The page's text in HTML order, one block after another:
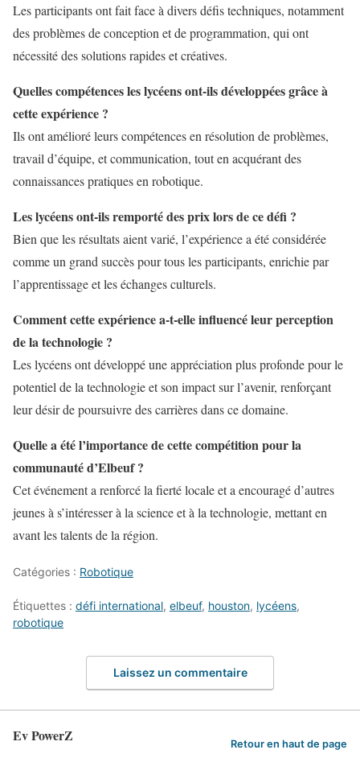
Les participants ont fait face à divers défis techniques, notamment
des problèmes de conception et de programmation, qui ont
nécessité des solutions rapides et créatives.
Quelles compétences les lycéens ont-ils développées grâce à
cette expérience ?
Ils ont amélioré leurs compétences en résolution de problèmes,
travail d’équipe, et communication, tout en acquérant des
connaissances pratiques en robotique.
Les lycéens ont-ils remporté des prix lors de ce défi ?
Bien que les résultats aient varié, l’expérience a été considérée
comme un grand succès pour tous les participants, enrichie par
l’apprentissage et les échanges culturels.
Comment cette expérience a-t-elle influencé leur perception
de la technologie ?
Les lycéens ont développé une appréciation plus profonde pour le
potentiel de la technologie et son impact sur l’avenir, renforçant
leur désir de poursuivre des carrières dans ce domaine.
Quelle a été l’importance de cette compétition pour la
communauté d’Elbeuf ?
Cet événement a renforcé la fierté locale et a encouragé d’autres
jeunes à s’intéresser à la science et à la technologie, mettant en
avant les talents de la région.
Catégories : Robotique
Étiquettes : défi international, elbeuf, houston, lycéens,
robotique
Laissez un commentaire
Ev PowerZ Retour en haut de page